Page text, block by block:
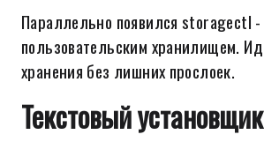
Параллельно появился storagectl
пользовательским хранилищем.
хранения без лишних прослоек.
Текстовый